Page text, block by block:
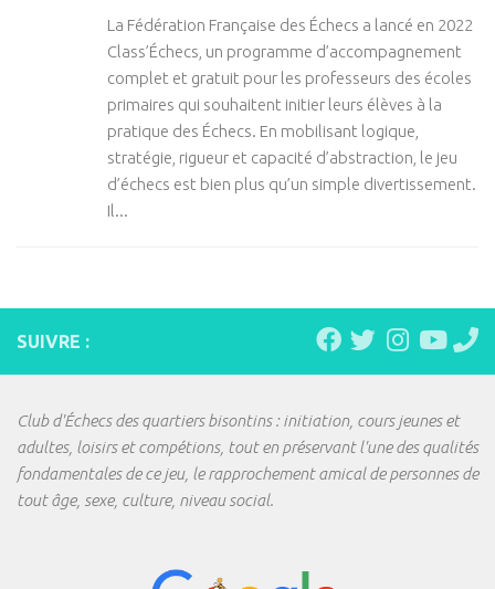
La Fédération Française des Échecs a lancé en 2022
Class’Échecs, un programme d’accompagnement
complet et gratuit pour les professeurs des écoles
primaires qui souhaitent initier leurs élèves à la
pratique des Échecs. En mobilisant logique,
stratégie, rigueur et capacité d’abstraction, le jeu
d’échecs est bien plus qu’un simple divertissement.
Il...
SUIVRE :
Club d'Échecs des quartiers bisontins : initiation, cours jeunes et
adultes, loisirs et compétions, tout en préservant l'une des qualités
fondamentales de ce jeu, le rapprochement amical de personnes de
tout âge, sexe, culture, niveau social.